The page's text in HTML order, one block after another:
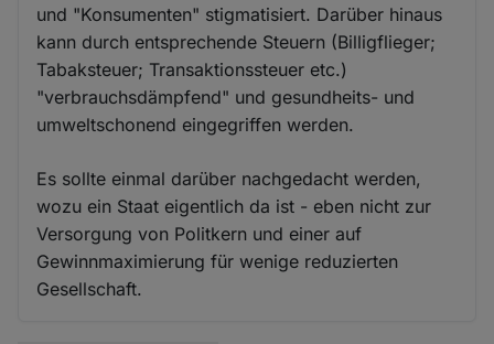
und "Konsumenten" stigmatisiert. Darüber hinaus
kann durch entsprechende Steuern (Billigflieger;
Tabaksteuer; Transaktionssteuer etc.)
"verbrauchsdämpfend" und gesundheits- und
umweltschonend eingegriffen werden.
Es sollte einmal darüber nachgedacht werden,
wozu ein Staat eigentlich da ist - eben nicht zur
Versorgung von Politkern und einer auf
Gewinnmaximierung für wenige reduzierten
Gesellschaft.